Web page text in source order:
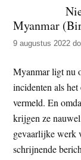
z
e
i
t
e
n
d
z
e
s
i
t
e
Myanmar
9 augustus 2022
Myanmar ligt nu
incidenten als
vermeld. En
krijgen ze
gevaarlijke werk
schrijnende